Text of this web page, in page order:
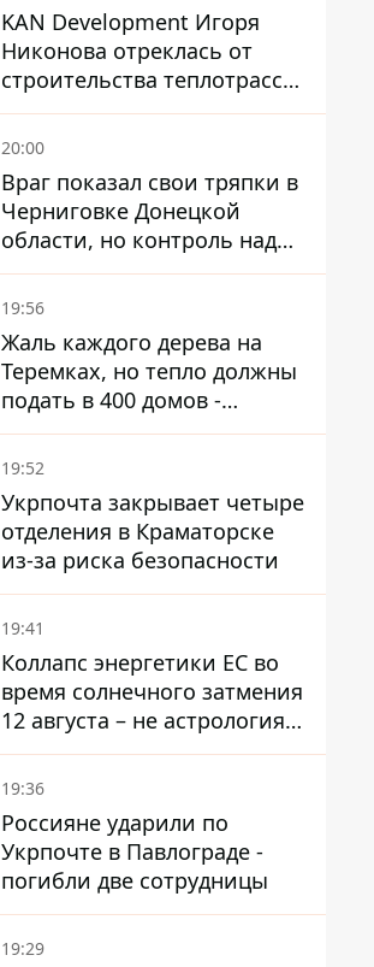
KAN Development Игоря
Никонова отреклась от
строительства теплотрассы
на Теремках
20:00
Враг показал свои тряпки в
Черниговке Донецкой
области, но контроль над
поселком не подтвержден
19:56
Жаль каждого дерева на
Теремках, но тепло должны
подать в 400 домов -
депутат Киевсовета
19:52
Укрпочта закрывает четыре
отделения в Краматорске
из-за риска безопасности
19:41
Коллапс энергетики ЕС во
время солнечного затмения
12 августа – не астрология,
в Брюсселе готовятся к
экстренным мероприятиям
19:36
Россияне ударили по
Укрпочте в Павлограде -
погибли две сотрудницы
19:29